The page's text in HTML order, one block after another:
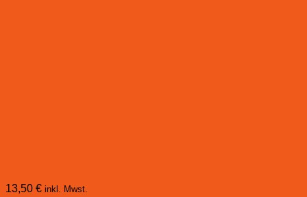
13,50 € inkl. Mwst.